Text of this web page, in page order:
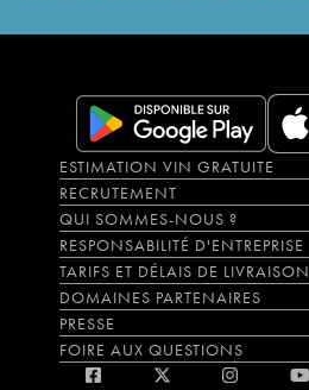
ESTIMATION VIN GRATUITE
RECRUTEMENT
QUI SOMMES-NOUS ?
RESPONSABILITÉ D'ENTREPRISE
TARIFS ET DÉLAIS DE LIVRAISON
DOMAINES PARTENAIRES
PRESSE
FOIRE AUX QUESTIONS